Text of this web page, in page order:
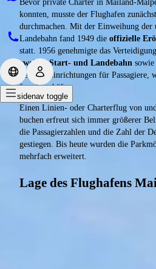
sidenav toggle
Bevor private Charter in Mailand-
konnten, musste der Flughafen
durchmachen. Mit der Einweihung der
Landebahn fand 1949 die offizielle
statt. 1956 genehmigte das
zweiten Start- und Landebahn
Service-Einrichtungen für Passagiere,
free-Geschäfte.
Einen Linien- oder Charterflug von
buchen erfreut sich immer größerer
die Passagierzahlen und die Zahl der
gestiegen. Bis heute wurden die
mehrfach erweitert.
Lage des Flughafens